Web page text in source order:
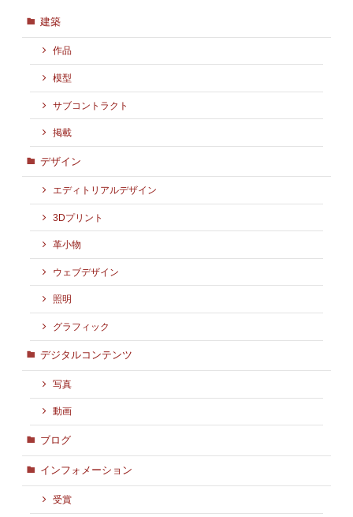
建築
作品
模型
サブコントラクト
掲載
デザイン
エディトリアルデザイン
3Dプリント
革小物
ウェブデザイン
照明
グラフィック
デジタルコンテンツ
写真
動画
ブログ
インフォメーション
受賞